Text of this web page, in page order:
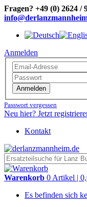
Fragen? +49 (0) 2624 /
Anmelden
Anmelden
Passwort vergessen
Neu hier? Jetzt
Kontakt
Warenkorb 0 Artikel |
Es befinden sich